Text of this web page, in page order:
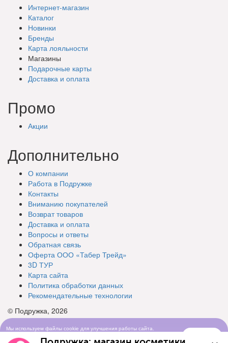
Интернет-магазин
Каталог
Новинки
Бренды
Карта лояльности
Магазины
Подарочные карты
Доставка и оплата
Промо
Акции
Дополнительно
О компании
Работа в Подружке
Контакты
Вниманию покупателей
Возврат товаров
Доставка и оплата
Вопросы и ответы
Обратная связь
Оферта ООО «Табер Трейд»
3D ТУР
Карта сайта
Политика обработки данных
Рекомендательные технологии
© Подружка, 2026
Мы используем файлы cookie для улучшения работы сайта.